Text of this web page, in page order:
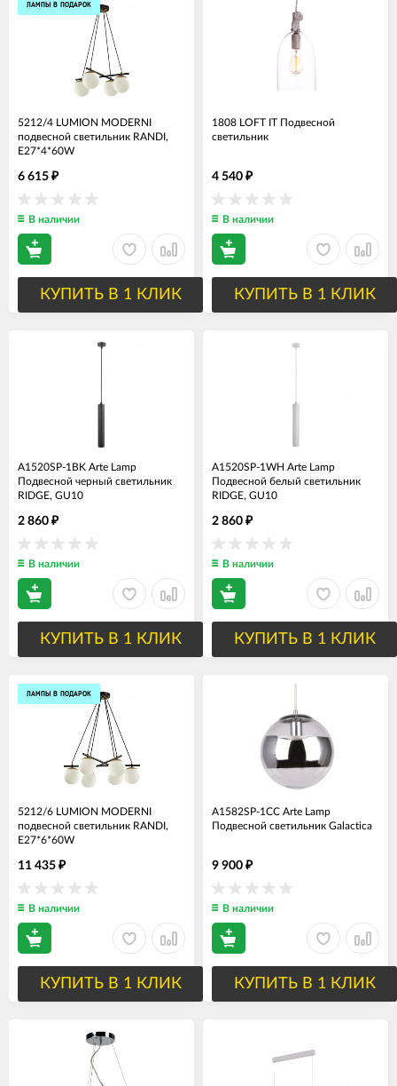
ЛАМПЫ В ПОДАРОК
5212/4 LUMION MODERNI
подвесной светильник RANDI,
E27*4*60W
6 615 ₽
В наличии
КУПИТЬ В 1 КЛИК
1808 LOFT IT Подвесной
светильник
4 540 ₽
В наличии
КУПИТЬ В 1 КЛИК
A1520SP-1BK Arte Lamp
Подвесной черный светильник
RIDGE, GU10
2 860 ₽
В наличии
КУПИТЬ В 1 КЛИК
A1520SP-1WH Arte Lamp
Подвесной белый светильник
RIDGE, GU10
2 860 ₽
В наличии
КУПИТЬ В 1 КЛИК
ЛАМПЫ В ПОДАРОК
5212/6 LUMION MODERNI
подвесной светильник RANDI,
E27*6*60W
11 435 ₽
В наличии
КУПИТЬ В 1 КЛИК
A1582SP-1CC Arte Lamp
Подвесной светильник Galactica
9 900 ₽
В наличии
КУПИТЬ В 1 КЛИК